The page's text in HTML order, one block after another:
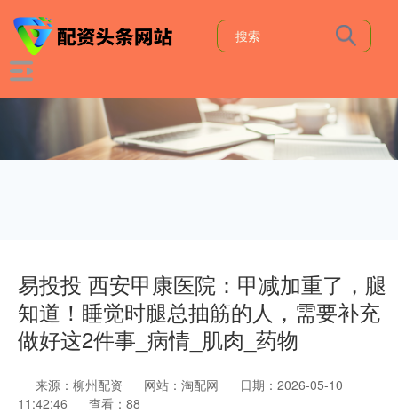
易投投 西安甲康医院：甲减加重了，腿
知道！睡觉时腿总抽筋的人，需要补充
做好这2件事_病情_肌肉_药物
来源：柳州配资 网站：淘配网
日期：2026-05-10
11:42:46
查看：88